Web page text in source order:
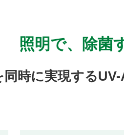
照明で、除菌
時に実現する